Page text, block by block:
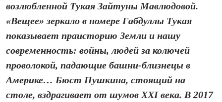
возлюбленной Тукая Зайтуны Мавлюдовой.
«Вещее» зеркало в номере Габдуллы Тукая
показывает праисторию Земли и нашу
современность: войны, людей за колючей
проволокой, падающие башни‑близнецы в
Америке… Бюст Пушкина, стоящий на
столе, вздрагивает от шумов XXI века. В 2017